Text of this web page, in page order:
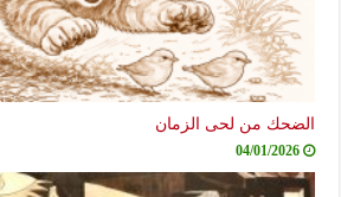
الضحك من لحى الزمان
04/01/2026